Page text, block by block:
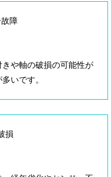
きや軸の破損の可能性が
いです。